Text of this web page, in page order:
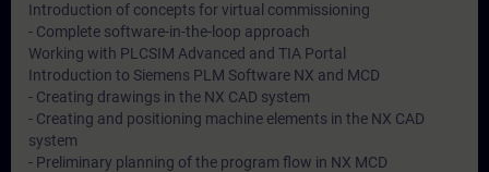
Introduction of concepts for virtual commissioning
- Complete software-in-the-loop approach
Working with PLCSIM Advanced and TIA Portal
Introduction to Siemens PLM Software NX and MCD
- Creating drawings in the NX CAD system
- Creating and positioning machine elements in the NX CAD
system
- Preliminary planning of the program flow in NX MCD